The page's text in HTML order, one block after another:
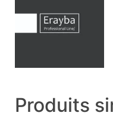
Produits